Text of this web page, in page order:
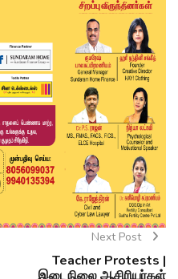
Next Post
Teacher Protests |